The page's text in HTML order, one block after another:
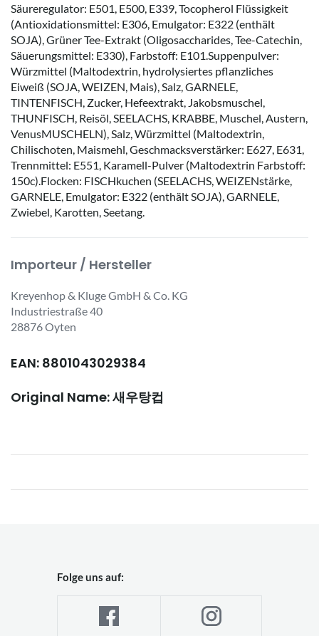
Säureregulator: E501, E500, E339, Tocopherol Flüssigkeit
(Antioxidationsmittel: E306, Emulgator: E322 (enthält
SOJA), Grüner Tee-Extrakt (Oligosaccharides, Tee-Catechin,
Säuerungsmittel: E330), Farbstoff: E101.Suppenpulver:
Würzmittel (Maltodextrin, hydrolysiertes pflanzliches
Eiweiß (SOJA, WEIZEN, Mais), Salz, GARNELE,
TINTENFISCH, Zucker, Hefeextrakt, Jakobsmuschel,
THUNFISCH, Reisöl, SEELACHS, KRABBE, Muschel, Austern,
VenusMUSCHELN), Salz, Würzmittel (Maltodextrin,
Chilischoten, Maismehl, Geschmacksverstärker: E627, E631,
Trennmittel: E551, Karamell-Pulver (Maltodextrin Farbstoff:
150c).Flocken: FISCHkuchen (SEELACHS, WEIZENstärke,
GARNELE, Emulgator: E322 (enthält SOJA), GARNELE,
Zwiebel, Karotten, Seetang.
Importeur / Hersteller
Kreyenhop & Kluge GmbH & Co. KG
Industriestraße 40
28876 Oyten
EAN: 8801043029384
Original Name: 새우탕컵
Folge uns auf: